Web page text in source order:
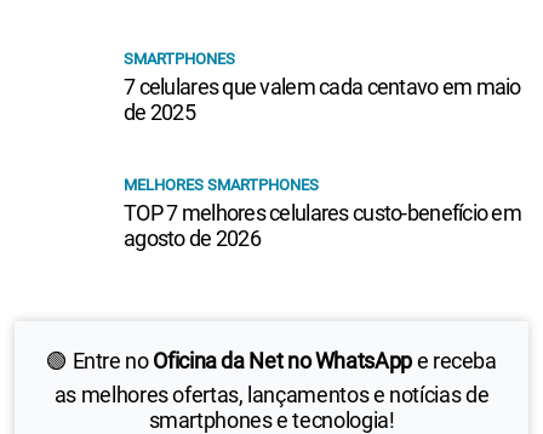
🟢 Entre noOficina da Net no WhatsAppe receba
as melhores ofertas, lançamentos e notícias de
smartphones e tecnologia!
SMARTPHONES
7 celulares que valem cada centavo em maio
de 2025
MELHORES SMARTPHONES
TOP 7 melhores celulares custo-benefício em
agosto de 2026